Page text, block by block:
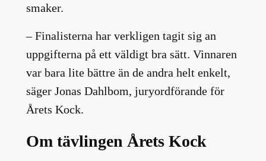
smaker.
– Finalisterna har verkligen tagit sig an
uppgifterna på ett väldigt bra sätt. Vinnaren
var bara lite bättre än de andra helt enkelt,
säger Jonas Dahlbom, juryordförande för
Årets Kock.
Om tävlingen Årets Kock